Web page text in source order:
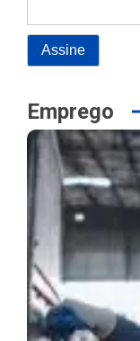
Emprego